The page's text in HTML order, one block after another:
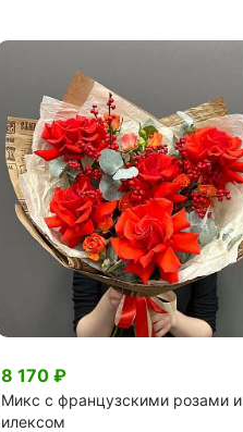
8 170 ₽
Микс с французскими розами и
илексом